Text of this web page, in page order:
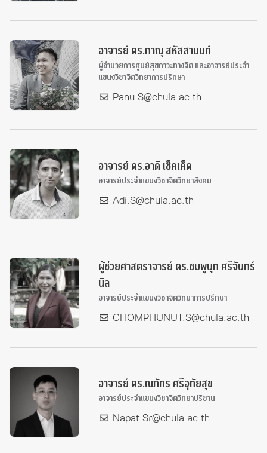
อาจารย์ ดร.ภาณุ สหัสสานนท์
ผู้อำนวยการศูนย์สุขภาวะทางจิต และอาจารย์ประจำ
แขนงวิชาจิตวิทยาการปรึกษา
Panu.S@chula.ac.th
อาจารย์ ดร.อาดิ เช็คเค็ด
อาจารย์ประจำแขนงวิชาจิตวิทยาสังคม
Adi.S@chula.ac.th
ผู้ช่วยศาสตราจารย์ ดร.ชมพูนุท ศรีจันทร์
นิล
อาจารย์ประจำแขนงวิชาจิตวิทยาการปรึกษา
CHOMPHUNUT.S@chula.ac.th
อาจารย์ ดร.ณภัทร ศรีอุทัยสุข
อาจารย์ประจำแขนงวิชาจิตวิทยาปริชาน
Napat.Sr@chula.ac.th